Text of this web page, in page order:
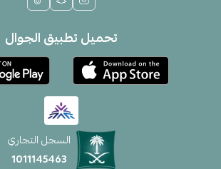
تحميل تطبيق الجوال
السجل التجاري
1011145463